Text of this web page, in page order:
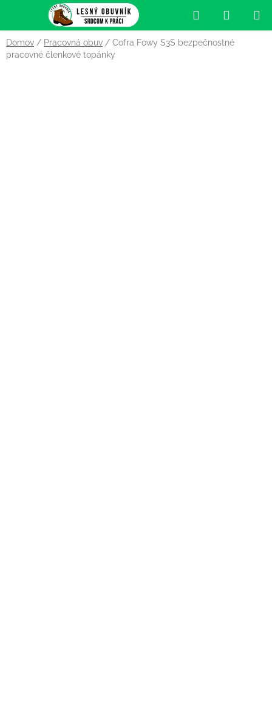
obsah
Hľadať
KOŠÍK
Domov / Pracovná obuv / Cofra Fowy S3S bezpečnostné
pracovné členkové topánky